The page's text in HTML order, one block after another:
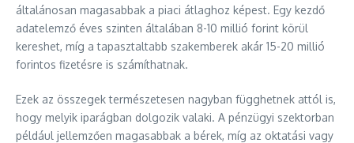
általánosan magasabbak a piaci átlaghoz képest. Egy kezdő
adatelemző éves szinten általában 8-10 millió forint körül
kereshet, míg a tapasztaltabb szakemberek akár 15-20 millió
forintos fizetésre is számíthatnak.
Ezek az összegek természetesen nagyban függhetnek attól is,
hogy melyik iparágban dolgozik valaki. A pénzügyi szektorban
például jellemzően magasabbak a bérek, míg az oktatási vagy